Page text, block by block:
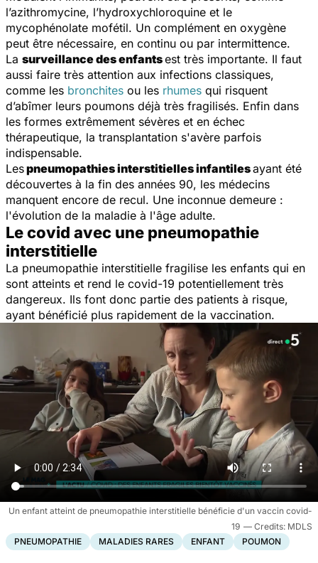
l’azithromycine, l’hydroxychloroquine et le
mycophénolate mofétil. Un complément en oxygène
peut être nécessaire, en continu ou par intermittence.
La surveillance des enfantsest très importante. Il faut
aussi faire très attention aux infections classiques,
comme les bronchites ou les rhumes qui risquent
d’abîmer leurs poumons déjà très fragilisés. Enfin dans
les formes extrêmement sévères et en échec
thérapeutique, la transplantation s'avère parfois
indispensable.
Lespneumopathies interstitielles infantilesayant été
découvertes à la fin des années 90, les médecins
manquent encore de recul. Une inconnue demeure :
l'évolution de la maladie à l'âge adulte.
Le covid avec une pneumopathie
interstitielle
La pneumopathie interstitielle fragilise les enfants qui en
sont atteints et rend le covid-19 potentiellement très
dangereux. Ils font donc partie des patients à risque,
ayant bénéficié plus rapidement de la vaccination.
Un enfant atteint de pneumopathie interstitielle bénéficie d'un vaccin covid-
19
MDLS
PNEUMOPATHIE
MALADIES RARES ENFANT POUMON